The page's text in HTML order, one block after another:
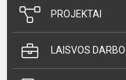
PROJEKTAI
LAISVOS